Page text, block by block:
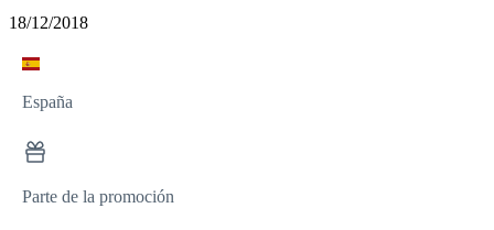
18/12/2018
España
Parte de la promoción